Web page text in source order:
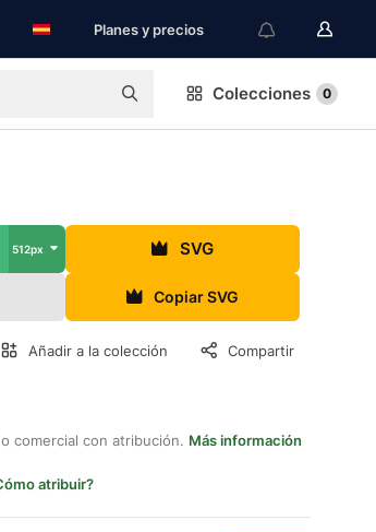
Planes y precios
Colecciones 0
512px SVG
Copiar SVG
Añadir a la colección Compartir
comercial con atribución. Más información
atribuir?